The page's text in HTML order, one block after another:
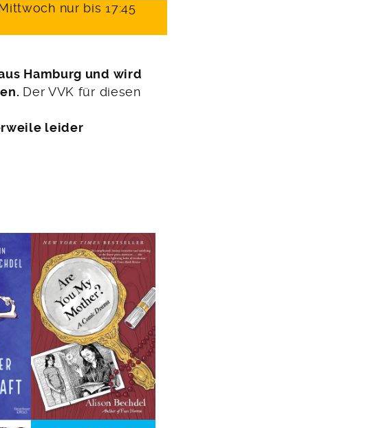
nur bis 17:45
Hamburg und wird
Der VVK für diesen
leider